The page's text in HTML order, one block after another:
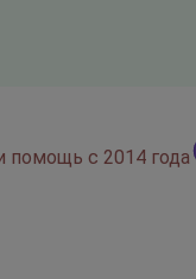
помощь с 2014 года